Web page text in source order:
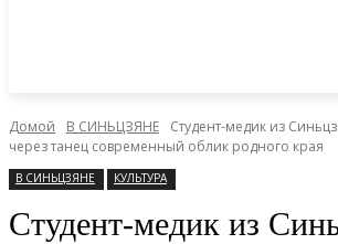
Домой В СИНЬЦЗЯНЕ
Студент-медик из
через танец современный облик родного края
В СИНЬЦЗЯНЕ КУЛЬТУРА
Студент-медик из